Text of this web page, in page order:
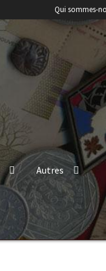
Qui sommes-
Autres